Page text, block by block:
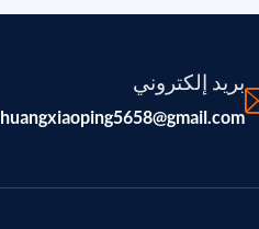
بريد إلكتروني
huangxiaoping5658@gmail.com